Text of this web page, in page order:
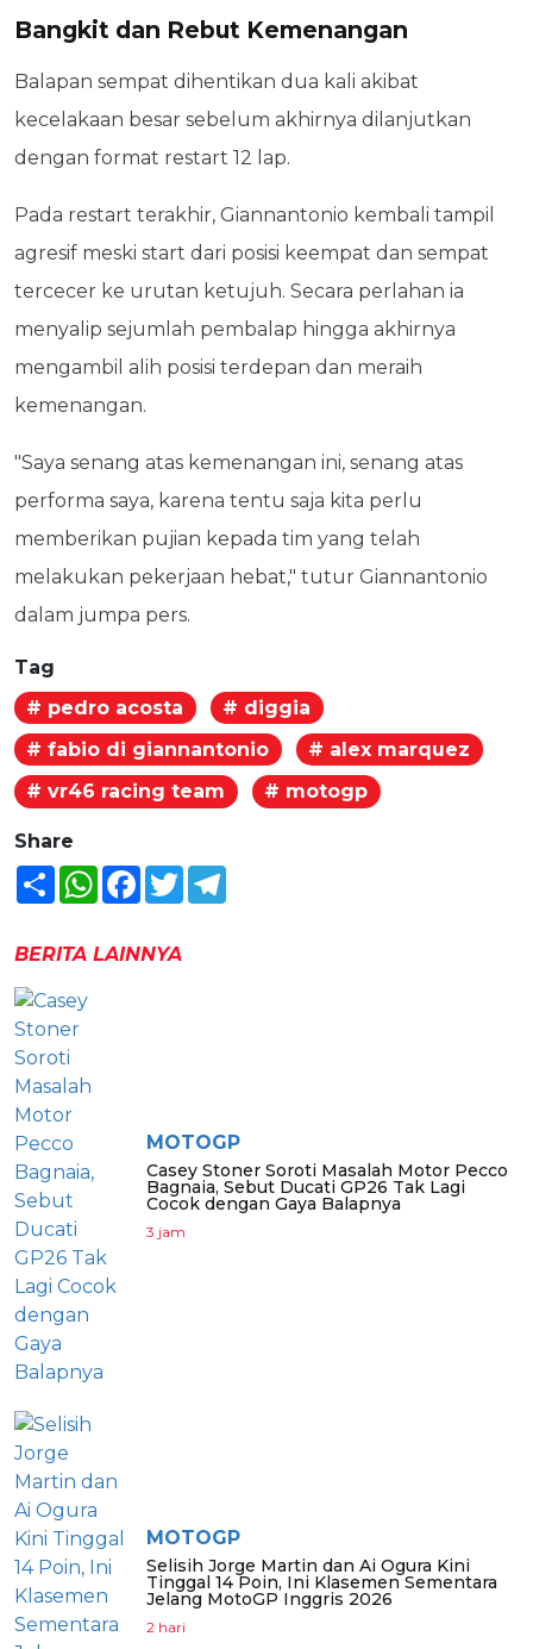
Bangkit dan Rebut Kemenangan
Balapan sempat dihentikan dua kali akibat
kecelakaan besar sebelum akhirnya dilanjutkan
dengan format restart 12 lap.
Pada restart terakhir, Giannantonio kembali tampil
agresif meski start dari posisi keempat dan sempat
tercecer ke urutan ketujuh. Secara perlahan ia
menyalip sejumlah pembalap hingga akhirnya
mengambil alih posisi terdepan dan meraih
kemenangan.
"Saya senang atas kemenangan ini, senang atas
performa saya, karena tentu saja kita perlu
memberikan pujian kepada tim yang telah
melakukan pekerjaan hebat," tutur Giannantonio
dalam jumpa pers.
Tag
# pedro acosta
# diggia
# fabio di giannantonio
# alex marquez
# vr46 racing team
# motogp
Share
Share WhatsAppFacebook
Twitter
BERITA LAINNYA
MOTOGP
Casey Stoner Soroti Masalah Motor Pecco
Bagnaia, Sebut Ducati GP26 Tak Lagi
Cocok dengan Gaya Balapnya
3 jam
MOTOGP
Selisih Jorge Martin dan Ai Ogura Kini
Tinggal 14 Poin, Ini Klasemen Sementara
Jelang MotoGP Inggris 2026
2 hari